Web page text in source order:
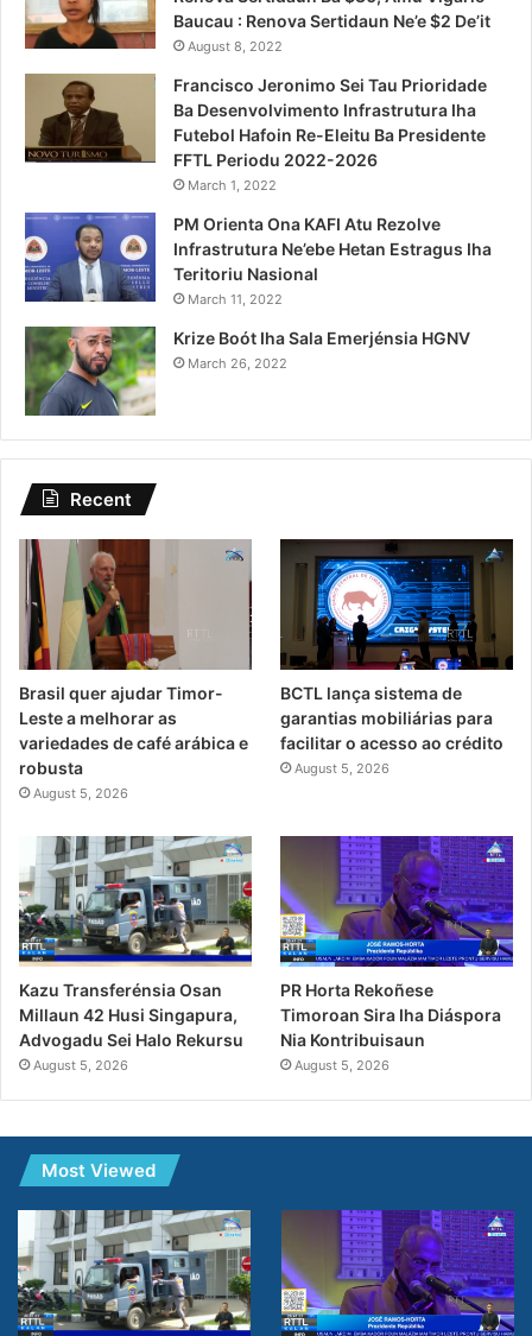
Baucau : Renova Sertidaun Ne’e $2 De’it
August 8, 2022
Francisco Jeronimo Sei Tau Prioridade
Ba Desenvolvimento Infrastrutura Iha
Futebol Hafoin Re-Eleitu Ba Presidente
FFTL Periodu 2022-2026
March 1, 2022
PM Orienta Ona KAFI Atu Rezolve
Infrastrutura Ne’ebe Hetan Estragus Iha
Teritoriu Nasional
March 11, 2022
Krize Boót Iha Sala Emerjénsia HGNV
March 26, 2022
Recent
Brasil quer ajudar Timor-
Leste a melhorar as
variedades de café arábica e
robusta
August 5, 2026
BCTL lança sistema de
garantias mobiliárias para
facilitar o acesso ao crédito
August 5, 2026
Kazu Transferénsia Osan
Millaun 42 Husi Singapura,
Advogadu Sei Halo Rekursu
August 5, 2026
PR Horta Rekoñese
Timoroan Sira Iha Diáspora
Nia Kontribuisaun
August 5, 2026
Most Viewed